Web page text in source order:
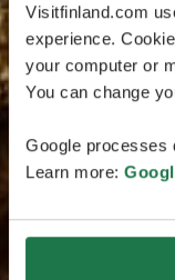
Visitfinland.com
experience.
your computer or
You can change
Google processes
Learn more: